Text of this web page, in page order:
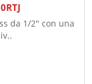
da 1/2" con una